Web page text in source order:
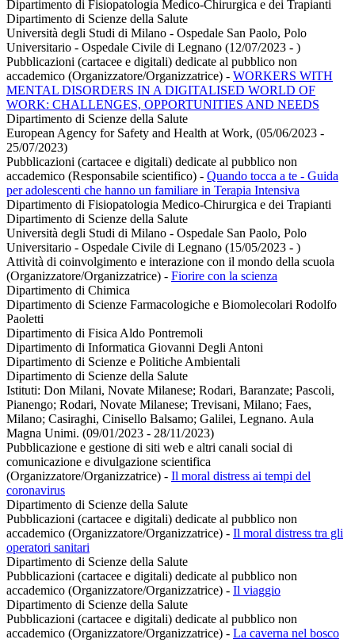
Dipartimento di Fisiopatologia Medico-Chirurgica e dei Trapianti
Dipartimento di Scienze della Salute
Università degli Studi di Milano - Ospedale San Paolo, Polo
Universitario - Ospedale Civile di Legnano (12/07/2023 - )
Pubblicazioni (cartacee e digitali) dedicate al pubblico non
accademico (Organizzatore/Organizzatrice) - WORKERS WITH
MENTAL DISORDERS IN A DIGITALISED WORLD OF
WORK: CHALLENGES, OPPORTUNITIES AND NEEDS
Dipartimento di Scienze della Salute
European Agency for Safety and Health at Work, (05/06/2023 -
25/07/2023)
Pubblicazioni (cartacee e digitali) dedicate al pubblico non
accademico (Responsabile scientifico) - Quando tocca a te - Guida
per adolescenti che hanno un familiare in Terapia Intensiva
Dipartimento di Fisiopatologia Medico-Chirurgica e dei Trapianti
Dipartimento di Scienze della Salute
Università degli Studi di Milano - Ospedale San Paolo, Polo
Universitario - Ospedale Civile di Legnano (15/05/2023 - )
Attività di coinvolgimento e interazione con il mondo della scuola
(Organizzatore/Organizzatrice) - Fiorire con la scienza
Dipartimento di Chimica
Dipartimento di Scienze Farmacologiche e Biomolecolari Rodolfo
Paoletti
Dipartimento di Fisica Aldo Pontremoli
Dipartimento di Informatica Giovanni Degli Antoni
Dipartimento di Scienze e Politiche Ambientali
Dipartimento di Scienze della Salute
Istituti: Don Milani, Novate Milanese; Rodari, Baranzate; Pascoli,
Pianengo; Rodari, Novate Milanese; Trevisani, Milano; Faes,
Milano; Casiraghi, Cinisello Balsamo; Galilei, Legnano. Aula
Magna Unimi. (09/01/2023 - 28/11/2023)
Pubblicazione e gestione di siti web e altri canali social di
comunicazione e divulgazione scientifica
(Organizzatore/Organizzatrice) - Il moral distress ai tempi del
coronavirus
Dipartimento di Scienze della Salute
Pubblicazioni (cartacee e digitali) dedicate al pubblico non
accademico (Organizzatore/Organizzatrice) - Il moral distress tra gli
operatori sanitari
Dipartimento di Scienze della Salute
Pubblicazioni (cartacee e digitali) dedicate al pubblico non
accademico (Organizzatore/Organizzatrice) - Il viaggio
Dipartimento di Scienze della Salute
Pubblicazioni (cartacee e digitali) dedicate al pubblico non
accademico (Organizzatore/Organizzatrice) - La caverna nel bosco